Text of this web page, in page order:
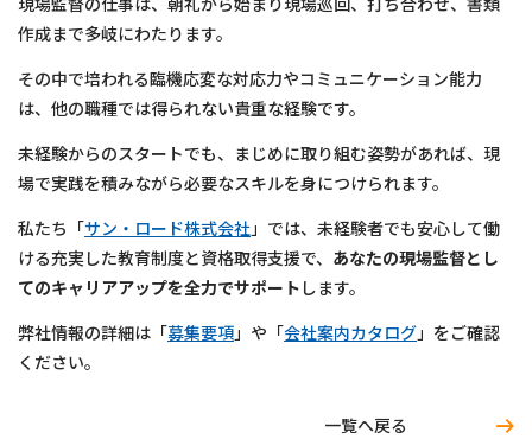
作成まで多岐にわたります。
その中で培われる臨機応変な対応力やコミュニケーション能力
は、他の職種では得られない貴重な経験です。
未経験からのスタートでも、まじめに取り組む姿勢があれば、現
場で実践を積みながら必要なスキルを身につけられます。
私たち「サン・ロード株式会社」では、未経験者でも安心して働
ける充実した教育制度と資格取得支援で、 あなたの現場監督とし
てのキャリアアップを全力でサポート します。
弊社情報の詳細は「募集要項」や「会社案内カタログ」をご確認
ください。
一覧へ戻る